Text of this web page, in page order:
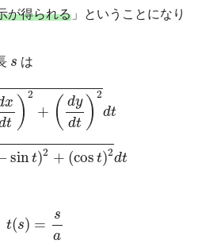
が得られる 」ということになり
s
s は
x
t ) 2
+ ( dy
dt ) 2
dt
sint)2 + (cos t)2dt
(dydt)2dt=∫0ta(−
t(s) =
s
a